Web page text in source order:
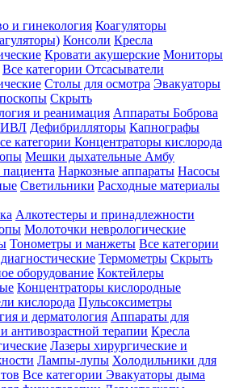
и гинекология Коагуляторы
Консоли Кресла
Кровати акушерские Мониторы
Все категории Отсасыватели
Столы для осмотра Эвакуаторы
Скрыть
и реанимация Аппараты Боброва
ИВЛ Дефибрилляторы Капнографы
категории Концентраторы кислорода
Мешки дыхательные Амбу
Наркозные аппараты Насосы
Светильники Расходные материалы
Алкотестеры и принадлежности
Молоточки неврологические
Тонометры и манжеты Все категории
Термометры Скрыть
оборудование Коктейлеры
Концентраторы кислородные
кислорода Пульсоксиметры
и дерматология Аппараты для
антивозрастной терапии Кресла
Лазеры хирургические и
Лампы-лупы Холодильники для
Все категории Эвакуаторы дыма